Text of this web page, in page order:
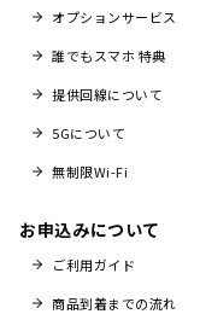
オプションサービス
誰でもスマホ 特典
提供回線について
5Gについて
無制限Wi-Fi
お申込みについて
ご利用ガイド
商品到着までの流れ